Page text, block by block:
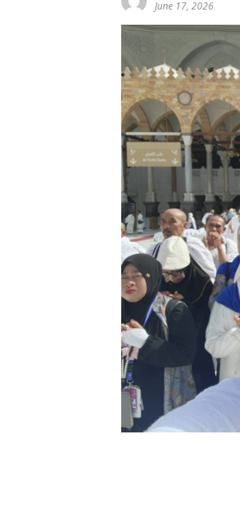
June 17, 2026